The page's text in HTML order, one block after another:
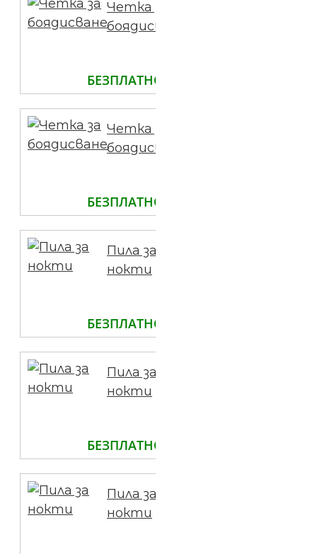
Четка за
боядисване
БЕЗПЛАТНО
Четка за
боядисване
БЕЗПЛАТНО
Пила за
нокти
БЕЗПЛАТНО
Пила за
нокти
БЕЗПЛАТНО
Пила за
нокти